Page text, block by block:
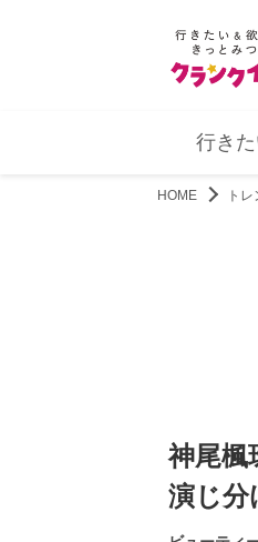
行きた
HOME ト
神尾楓
演じ分